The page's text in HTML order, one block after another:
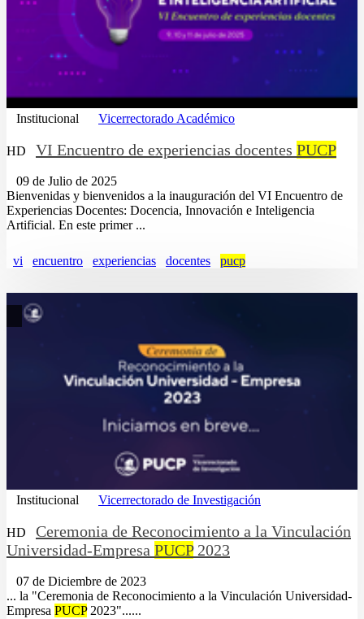
Institucional Vicerrectorado Académico
HD VI Encuentro de experiencias docentes PUCP
09 de Julio de 2025
Bienvenidas y bienvenidos a la inauguración del VI Encuentro de
Experiencias Docentes: Docencia, Innovación e Inteligencia
Artificial. En este primer ...
vi encuentro experiencias docentes pucp
Institucional Vicerrectorado de Investigación
HD
Ceremonia de Reconocimiento a la Vinculación
Universidad-Empresa PUCP2023
07 de Diciembre de 2023
... la "Ceremonia de Reconocimiento a la Vinculación Universidad-
Empresa PUCP2023"......